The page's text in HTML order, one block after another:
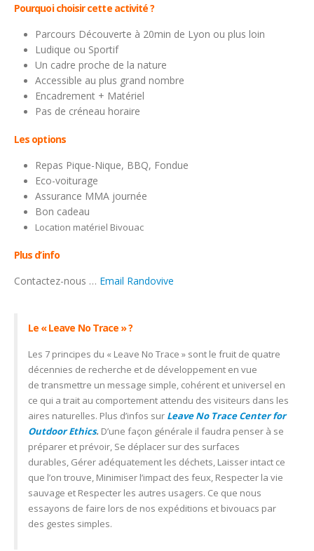
Pourquoi choisir cette activité ?
Parcours Découverte à 20min de Lyon ou plus loin
Ludique ou Sportif
Un cadre proche de la nature
Accessible au plus grand nombre
Encadrement + Matériel
Pas de créneau horaire
Les options
Repas Pique-Nique, BBQ, Fondue
Eco-voiturage
Assurance MMA journée
Bon cadeau
Location matériel Bivouac
Plus d’info
Contactez-nous … Email Randovive
Le « Leave No Trace » ?
Les 7 principes du « Leave No Trace » sont le fruit de quatre
décennies de recherche et de développement en vue
de transmettre un message simple, cohérent et universel en
ce qui a trait au comportement attendu des visiteurs dans les
aires naturelles. Plus d’infos sur Leave No Trace Center for
Outdoor Ethics. D’une façon générale il faudra penser à se
préparer et prévoir, Se déplacer sur des surfaces
durables, Gérer adéquatement les déchets, Laisser intact ce
que l’on trouve, Minimiser l’impact des feux, Respecter la vie
sauvage et Respecter les autres usagers. Ce que nous
essayons de faire lors de nos expéditions et bivouacs par
des gestes simples.